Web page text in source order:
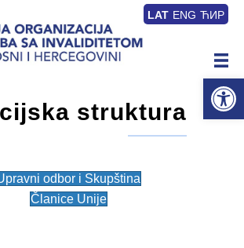
LAT ENG ЋИР
struktura
odbor i Skupština
Članice Unije